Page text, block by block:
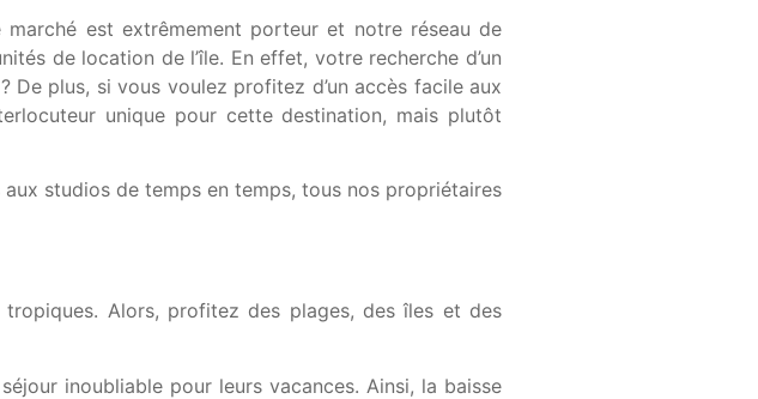
est extrêmement porteur et notre réseau de
de location de l’île. En effet, votre recherche d’un
plus, si vous voulez profitez d’un accès facile aux
unique pour cette destination, mais plutôt
studios de temps en temps, tous nos propriétaires
Alors, profitez des plages, des îles et des
inoubliable pour leurs vacances. Ainsi, la baisse